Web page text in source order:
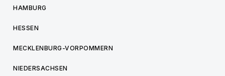
HAMBURG
HESSEN
MECKLENBURG-VORPOMMERN
NIEDERSACHSEN